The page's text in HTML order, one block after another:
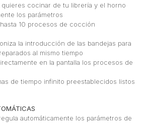
quieres cocinar de tu librería y el horno
los parámetros
10 procesos de cocción
la introducción de las bandejas para
al mismo tiempo
en la pantalla los procesos de
de tiempo infinito preestablecidos listos
automáticamente los parámetros de